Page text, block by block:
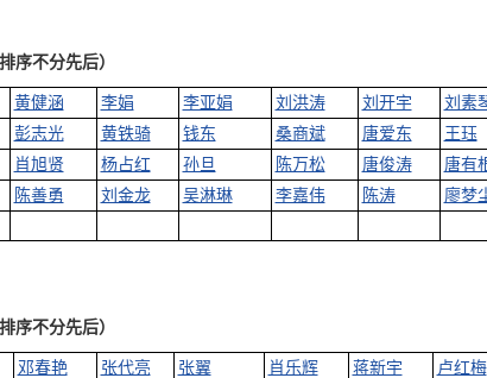
序不分先后）
黄健涵 李娟 李亚娟 刘洪涛 刘开宇
刘素
彭志光 黄铁骑 钱东 桑商斌 唐爱东
王珏
肖旭贤 杨占红 孙旦 陈万松 唐俊涛
唐有
陈善勇 刘金龙 吴淋琳 李嘉伟 陈涛
廖梦
序不分先后）
邓春艳 张代亮 张翼 肖乐辉 蒋新宇
卢红梅